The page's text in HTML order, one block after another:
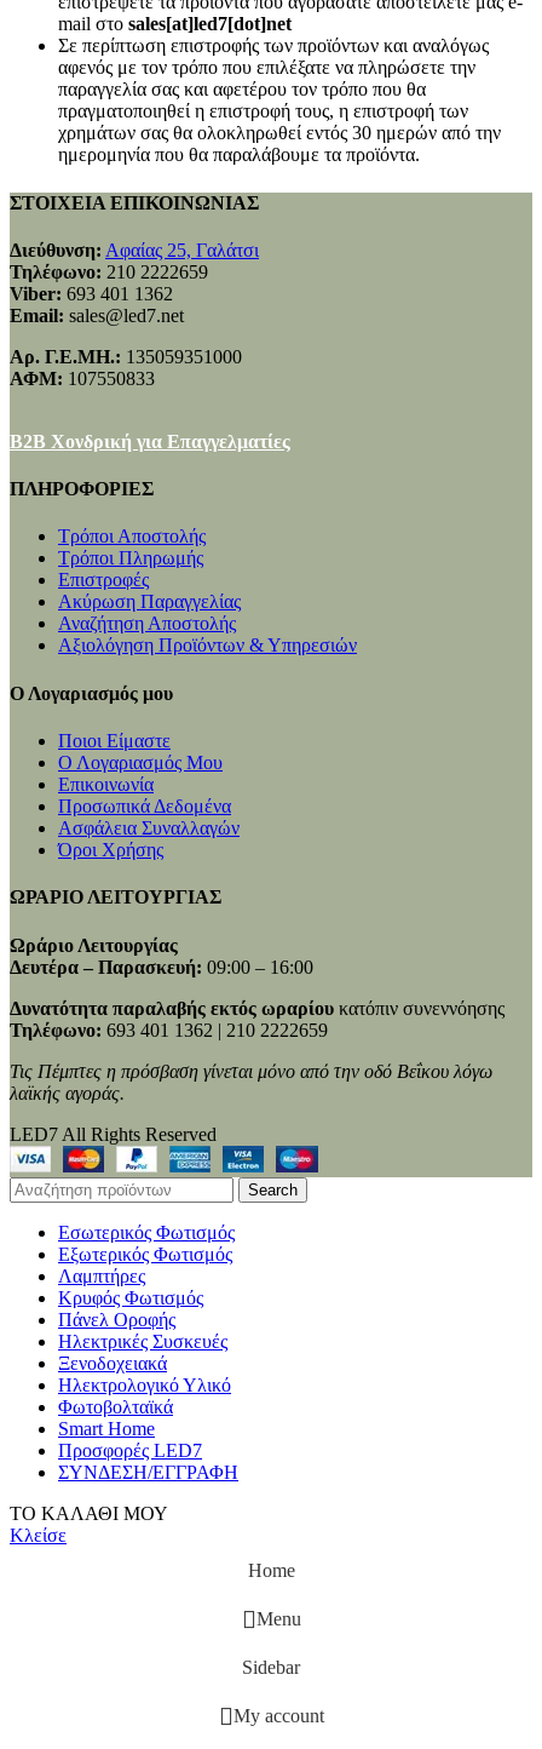
mail στο sales[at]led7[dot]net
Σε περίπτωση επιστροφής των προϊόντων και αναλόγως
αφενός με τον τρόπο που επιλέξατε να πληρώσετε την
παραγγελία σας και αφετέρου τον τρόπο που θα
πραγματοποιηθεί η επιστροφή τους, η επιστροφή των
χρημάτων σας θα ολοκληρωθεί εντός 30 ημερών από την
ημερομηνία που θα παραλάβουμε τα προϊόντα.
ΣΤΟΙΧΕΙΑ ΕΠΙΚΟΙΝΩΝΙΑΣ
Διεύθυνση: Αφαίας 25, Γαλάτσι
Τηλέφωνο: 210 2222659
Viber: 693 401 1362
Email: sales@led7.net
Αρ. Γ.Ε.ΜΗ.: 135059351000
ΑΦΜ: 107550833
B2B Χονδρική για Επαγγελματίες
ΠΛΗΡΟΦΟΡΙΕΣ
Τρόποι Αποστολής
Τρόποι Πληρωμής
Επιστροφές
Ακύρωση Παραγγελίας
Αναζήτηση Αποστολής
Αξιολόγηση Προϊόντων & Υπηρεσιών
Ο Λογαριασμός μου
Ποιοι Είμαστε
Ο Λογαριασμός Μου
Επικοινωνία
Προσωπικά Δεδομένα
Ασφάλεια Συναλλαγών
Όροι Χρήσης
ΩΡΑΡΙΟ ΛΕΙΤΟΥΡΓΙΑΣ
Ωράριο Λειτουργίας
Δευτέρα – Παρασκευή: 09:00 – 16:00
Δυνατότητα παραλαβής εκτός ωραρίου κατόπιν συνεννόησης
Τηλέφωνο: 693 401 1362 | 210 2222659
Τις Πέμπτες η πρόσβαση γίνεται μόνο από την οδό Βεΐκου λόγω
λαϊκής αγοράς.
LED7 All Rights Reserved
Search
Εσωτερικός Φωτισμός
Εξωτερικός Φωτισμός
Λαμπτήρες
Κρυφός Φωτισμός
Πάνελ Οροφής
Ηλεκτρικές Συσκευές
Ξενοδοχειακά
Ηλεκτρολογικό Υλικό
Φωτοβολταϊκά
Smart Home
Προσφορές LED7
ΣΥΝΔΕΣΗ/ΕΓΓΡΑΦΗ
ΤΟ ΚΑΛΑΘΙ ΜΟΥ
Κλείσε
Home
Menu
Sidebar
My account